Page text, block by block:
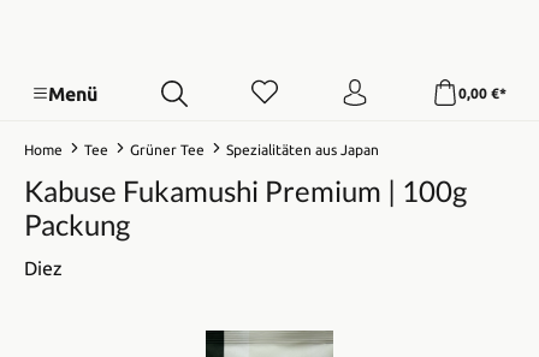
Menü 0,00 €*
Home Tee Grüner Tee Spezialitäten aus Japan
Kabuse Fukamushi Premium | 100g
Packung
Diez
Bildergalerie überspringen